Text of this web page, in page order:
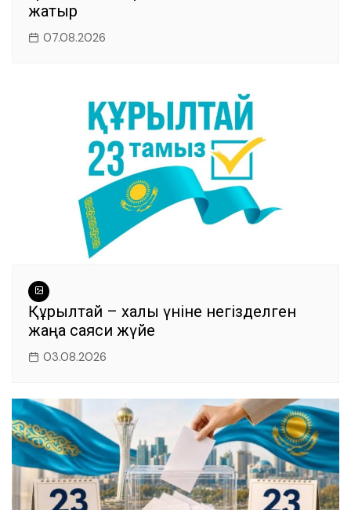
жатыр
07.08.2026
Құрылтай – халық үніне негізделген
жаңа саяси жүйе
03.08.2026